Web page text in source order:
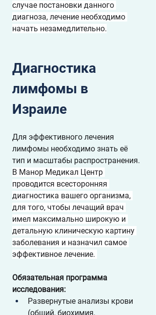
случае постановки данного
диагноза, лечение необходимо
начать незамедлительно.
Диагностика
лимфомы в
Израиле
Для эффективного лечения
лимфомы необходимо знать её
тип и масштабы распространения.
В Манор Медикал Центр
проводится всесторонняя
диагностика вашего организма,
для того, чтобы лечащий врач
имел максимально широкую и
детальную клиническую картину
заболевания и назначил самое
эффективное лечение.
Обязательная программа
исследования:
Развернутые анализы крови
(общий, биохимия,